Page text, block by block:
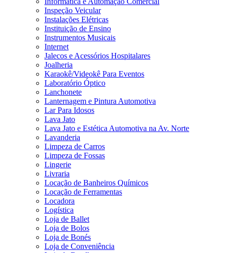
Inspeção Veicular
Instalações Elétricas
Instituição de Ensino
Instrumentos Musicais
Internet
Jalecos e Acessórios Hospitalares
Joalheria
Karaokê/Videokê Para Eventos
Laboratório Óptico
Lanchonete
Lanternagem e Pintura Automotiva
Lar Para Idosos
Lava Jato
Lava Jato e Estética Automotiva na Av. Norte
Lavanderia
Limpeza de Carros
Limpeza de Fossas
Lingerie
Livraria
Locação de Banheiros Químicos
Locação de Ferramentas
Locadora
Logística
Loja de Ballet
Loja de Bolos
Loja de Bonés
Loja de Conveniência